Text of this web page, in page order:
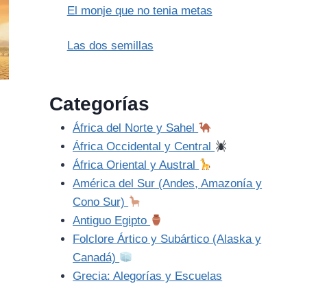
El monje que no tenia metas
Las dos semillas
Categorías
África del Norte y Sahel
África Occidental y Central
África Oriental y Austral
América del Sur (Andes, Amazonía y
Cono Sur)
Antiguo Egipto
Folclore Ártico y Subártico (Alaska y
Canadá)
Grecia: Alegorías y Escuelas